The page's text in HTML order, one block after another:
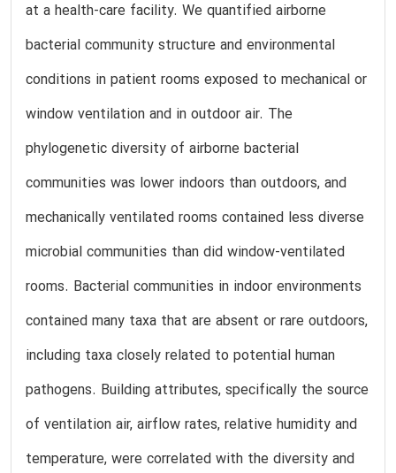
at a health-care facility. We quantified airborne
bacterial community structure and environmental
conditions in patient rooms exposed to mechanical or
window ventilation and in outdoor air. The
phylogenetic diversity of airborne bacterial
communities was lower indoors than outdoors, and
mechanically ventilated rooms contained less diverse
microbial communities than did window-ventilated
rooms. Bacterial communities in indoor environments
contained many taxa that are absent or rare outdoors,
including taxa closely related to potential human
pathogens. Building attributes, specifically the source
of ventilation air, airflow rates, relative humidity and
temperature, were correlated with the diversity and